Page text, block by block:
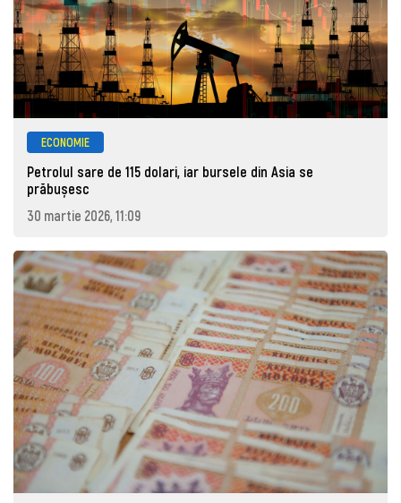
ECONOMIE
Petrolul sare de 115 dolari, iar bursele din Asia se
prăbușesc
30 martie 2026, 11:09